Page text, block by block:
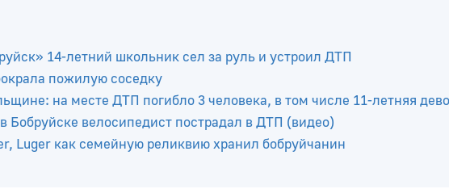
14-летний школьник сел за руль и устроил ДТП
пожилую соседку
на месте ДТП погибло 3 человека, в том числе 11-летняя
Бобруйске велосипедист пострадал в ДТП (видео)
Luger как семейную реликвию хранил бобруйчанин